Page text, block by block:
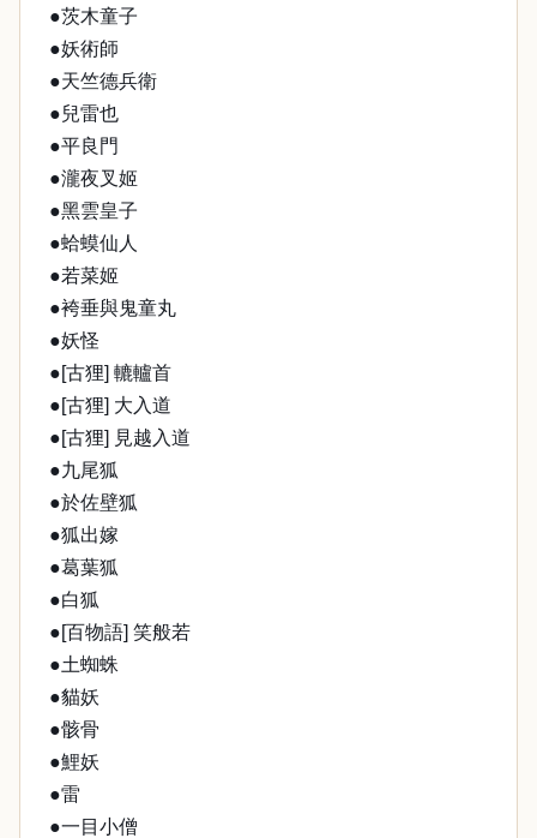
●茨木童子
●妖術師
●天竺德兵衛
●兒雷也
●平良門
●瀧夜叉姬
●黑雲皇子
●蛤蟆仙人
●若菜姬
●袴垂與鬼童丸
●妖怪
●[古狸] 轆轤首
●[古狸] 大入道
●[古狸] 見越入道
●九尾狐
●於佐壁狐
●狐出嫁
●葛葉狐
●白狐
●[百物語] 笑般若
●土蜘蛛
●貓妖
●骸骨
●鯉妖
●雷
●一目小僧